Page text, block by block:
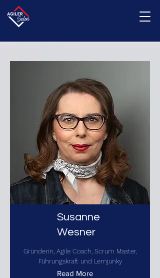
Susanne
Wesner
Gründerin, Agile Coach, Scrum Master,
Führungskraft und Lernjunky
Read More